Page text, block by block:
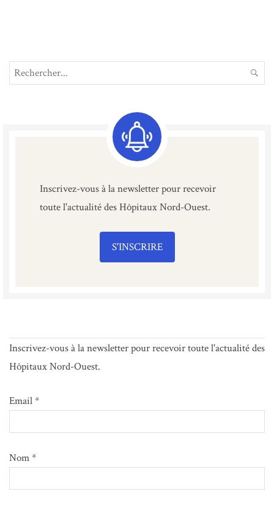
Search
for:
Inscrivez-vous à la newsletter pour recevoir
toute l'actualité des Hôpitaux Nord-Ouest.
S'INSCRIRE
Inscrivez-vous à la newsletter pour recevoir toute l'actualité des
Hôpitaux Nord-Ouest.
Email *
Nom *